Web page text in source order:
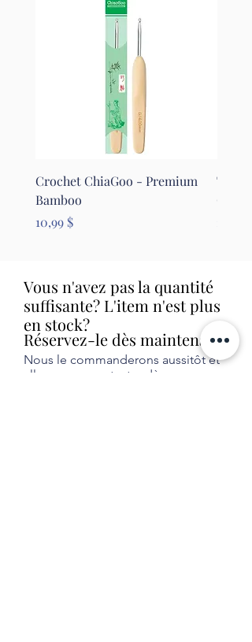
Crochet ChiaGoo - Premium
Bamboo
Prix
10,99 $
Tapis
Clover
Vous n'avez pas la quantité
suffisante? L'item n'est plus
en stock?
Réservez-le dès maintenant!
Nous le commanderons aussitôt et
allons vous contacter dès que nous